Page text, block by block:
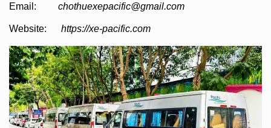
Email: chothuexepacific@gmail.com
Website: https://xe-pacific.com